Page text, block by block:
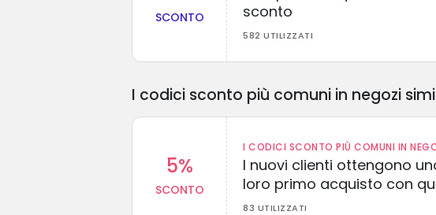
SCONTO
sconto
582 UTILIZZATI
I codici sconto più comuni in negozi
5%
SCONTO
I CODICI SCONTO PIÙ COMUNI IN
I nuovi clienti ottengono
loro primo acquisto con
83 UTILIZZATI